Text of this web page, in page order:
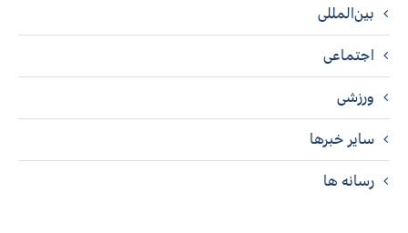
بین‌المللی
اجتماعی
ورزشی
سایر خبرها
رسانه ها